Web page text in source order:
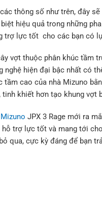
thông số như trên, đây
hiệu quả trong những
trợ lực tốt cho các bạn có
vợt thuộc phân khúc tầm
nghệ hiện đại bậc nhất có
tầm cao của nhà Mizuno
tinh khiết hơn tạo khung vợt
JPX 3 Rage mới ra
hỗ trợ lực tốt và mang tới
qua, cực kỳ đáng để bạn